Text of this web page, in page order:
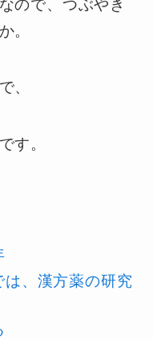
ので、つぶやき
。
、
す。
、漢方薬の研究